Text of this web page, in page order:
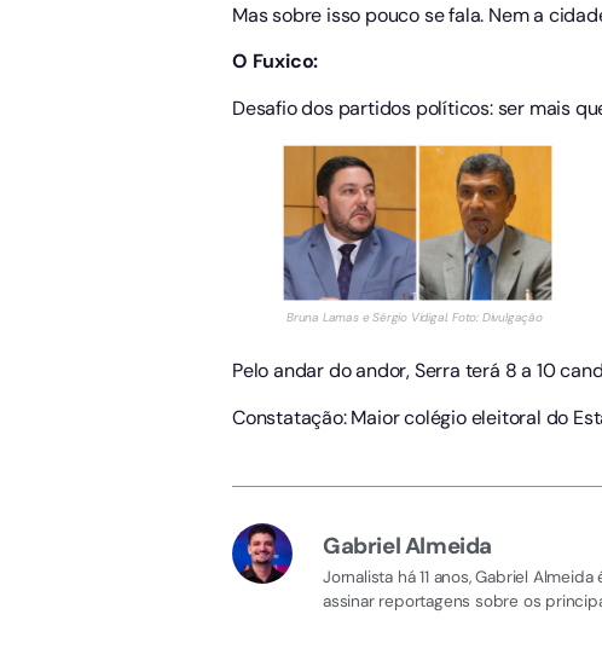
Mas sobre isso pouco se fala. Nem a
O Fuxico:
Desafio dos partidos políticos: ser mais
Bruna Lamas e Sérgio Vidigal. Foto: Divulgação
Pelo andar do andor, Serra terá 8 a 10
Constatação: Maior colégio eleitoral do
Gabriel Almeida
Jornalista há 11 anos, Gabriel
assinar reportagens sobre os